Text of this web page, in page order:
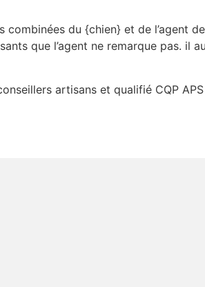
du {chien} et de l’agent
que l’agent ne remarque pas. il
artisans et qualifié CQP